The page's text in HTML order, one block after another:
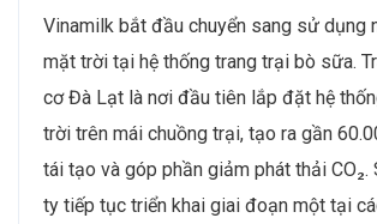
Vinamilk bắt đầu chuyển sang sử dụng
mặt trời tại hệ thống trang trại bò sữa.
cơ Đà Lạt là nơi đầu tiên lắp đặt hệ
trời trên mái chuồng trại, tạo ra gần
tái tạo và góp phần giảm phát thải CO₂.
ty tiếp tục triển khai giai đoạn một tại